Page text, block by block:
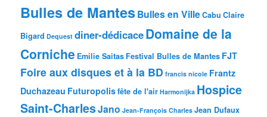
Bulles de MantesBulles en VilleCabu Claire
Bigard Dequest diner-dédicaceDomaine de la
Corniche Emilie Saitas Festival Bulles de Mantes FJT
Foire aux disques et à la BD francis nicole Frantz
Duchazeau Futuropolisfête de l'air Harmonijka Hospice
Saint-CharlesJano Jean-François Charles Jean Dufaux